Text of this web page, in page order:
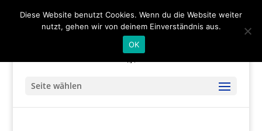
Seite wählen
Diese Website benutzt Cookies. Wenn du die Website weiter
nutzt, gehen wir von deinem Einverständnis aus.
OK